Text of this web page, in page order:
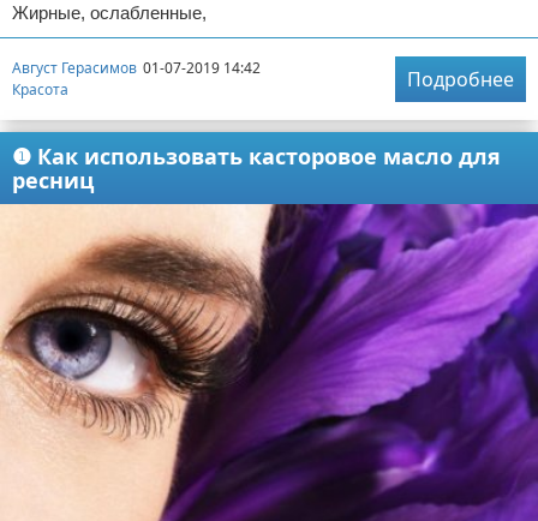
Жирные, ослабленные,
Август Герасимов 01-07-2019 14:42
Красота
Подробнее
❶ Как использовать касторовое масло для
ресниц